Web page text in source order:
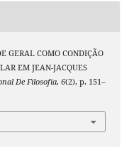
GERAL COMO CONDIÇÃO
EM JEAN-JACQUES
De Filosofia, 6(2), p. 151–